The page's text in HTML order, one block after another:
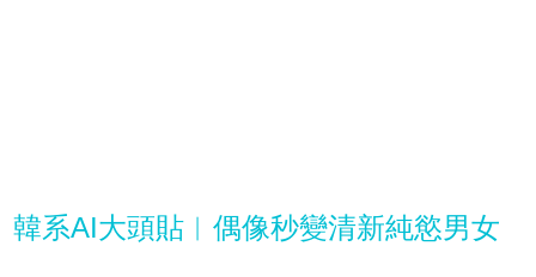
韓系AI大頭貼︳偶像秒變清新純慾男女